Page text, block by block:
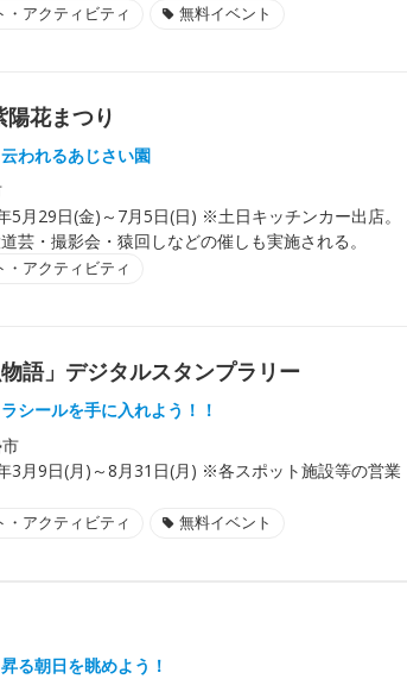
・アクティビティ 無料イベント
花まつり
われるあじさい園
5月29日(金)～7月5日(日) ※土日キッチンカー出店。
芸・撮影会・猿回しなどの催しも実施される。
・アクティビティ
語」デジタルスタンプラリー
シールを手に入れよう！！
3月9日(月)～8月31日(月) ※各スポット施設等の営業
・アクティビティ 無料イベント
る朝日を眺めよう！